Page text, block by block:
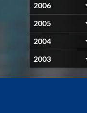
2006
2005
2004
2003